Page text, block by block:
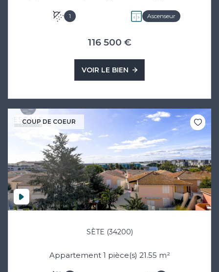
1 Ascenseur
116 500 €
VOIR LE BIEN
COUP DE COEUR
SÈTE (34200)
Appartement 1 pièce(s) 21.55 m²